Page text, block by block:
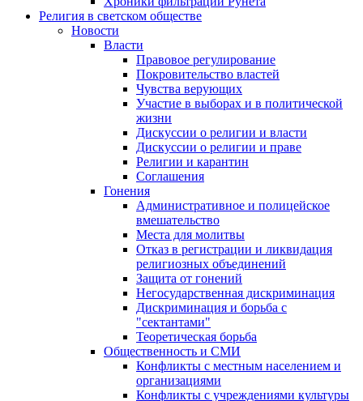
Религия в светском обществе
Новости
Власти
Правовое регулирование
Покровительство властей
Чувства верующих
Участие в выборах и в политической
жизни
Дискуссии о религии и власти
Дискуссии о религии и праве
Религии и карантин
Соглашения
Гонения
Административное и полицейское
вмешательство
Места для молитвы
Отказ в регистрации и ликвидация
религиозных объединений
Защита от гонений
Негосударственная дискриминация
Дискриминация и борьба с
"сектантами"
Теоретическая борьба
Общественность и СМИ
Конфликты с местным населением и
организациями
Конфликты с учреждениями культуры